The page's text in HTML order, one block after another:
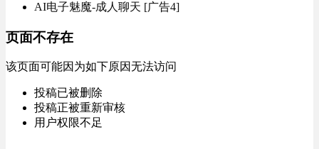
AI电子魅魔-成人聊天 [广告4]
页面不存在
该页面可能因为如下原因无法访问
投稿已被删除
投稿正被重新审核
用户权限不足